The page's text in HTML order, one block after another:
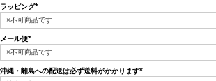
ラッピング
(必
須)
メール便
(必
須)
沖縄・離島への配送は必ず送料がかかります